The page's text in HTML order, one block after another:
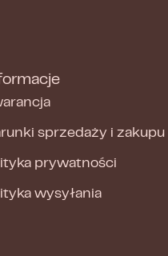
sprzedaży i zakupu
prywatności
wysyłania